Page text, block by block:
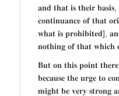
𝐚𝐧𝐝 𝐭𝐡𝐚𝐭 𝐢𝐬 𝐭𝐡𝐞𝐢𝐫
𝐜𝐨𝐧𝐭𝐢𝐧𝐮𝐚𝐧𝐜𝐞 𝐨𝐟 𝐭𝐡𝐚𝐭
𝐰𝐡𝐚𝐭 𝐢𝐬 𝐩𝐫𝐨𝐡𝐢𝐛𝐢𝐭𝐞𝐝],
𝐧𝐨𝐭𝐡𝐢𝐧𝐠 𝐨𝐟 𝐭𝐡𝐚𝐭 𝐰𝐡𝐢𝐜𝐡
𝐁𝐮𝐭 𝐨𝐧 𝐭𝐡𝐢𝐬 𝐩𝐨𝐢𝐧𝐭 𝐭𝐡𝐞𝐫𝐞
𝐛𝐞𝐜𝐚𝐮𝐬𝐞 𝐭𝐡𝐞 𝐮𝐫𝐠𝐞 𝐭𝐨
𝐦𝐢𝐠𝐡𝐭 𝐛𝐞 𝐯𝐞𝐫𝐲 𝐬𝐭𝐫𝐨𝐧𝐠